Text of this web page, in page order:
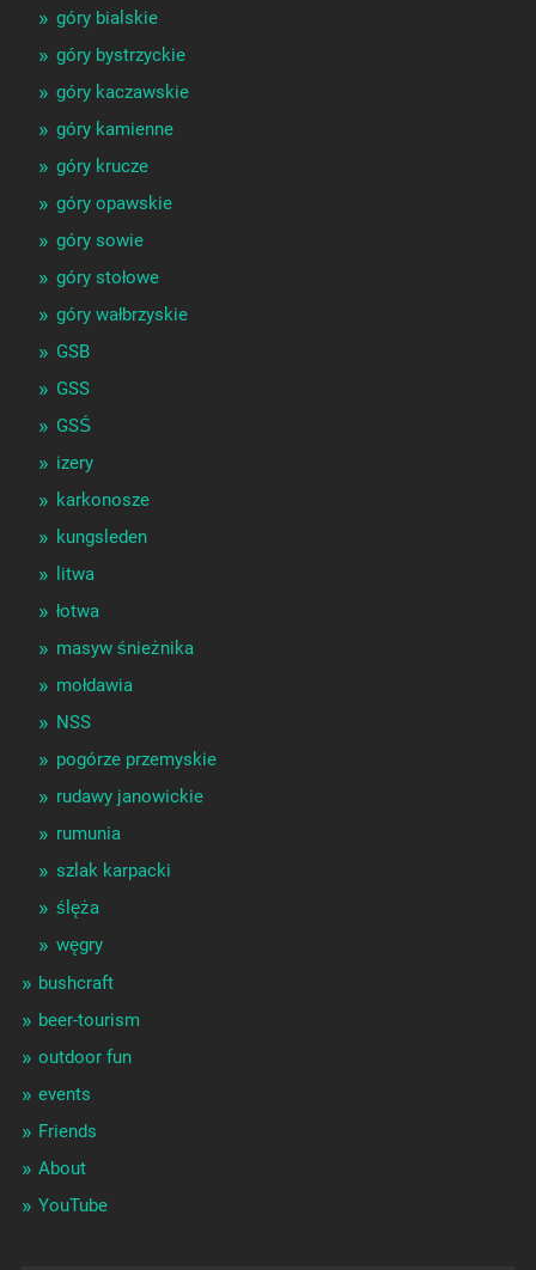
góry bialskie
góry bystrzyckie
góry kaczawskie
góry kamienne
góry krucze
góry opawskie
góry sowie
góry stołowe
góry wałbrzyskie
GSB
GSS
GSŚ
izery
karkonosze
kungsleden
litwa
łotwa
masyw śnieżnika
mołdawia
NSS
pogórze przemyskie
rudawy janowickie
rumunia
szlak karpacki
ślęża
węgry
bushcraft
beer-tourism
outdoor fun
events
Friends
About
YouTube